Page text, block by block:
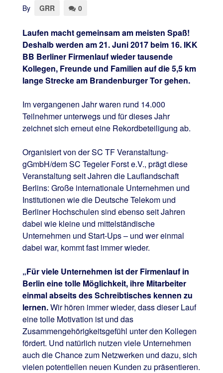
By GRR 0
Laufen macht gemeinsam am meisten Spaß!
Deshalb werden am 21. Juni 2017 beim 16. IKK
BB Berliner Firmenlauf wieder tausende
Kollegen, Freunde und Familien auf die 5,5 km
lange Strecke am Brandenburger Tor gehen.
Im vergangenen Jahr waren rund 14.000
Teilnehmer unterwegs und für dieses Jahr
zeichnet sich erneut eine Rekordbeteiligung ab.
Organisiert von der SC TF Veranstaltung-
gGmbH/dem SC Tegeler Forst e.V., prägt diese
Veranstaltung seit Jahren die Lauflandschaft
Berlins: Große internationale Unternehmen und
Institutionen wie die Deutsche Telekom und
Berliner Hochschulen sind ebenso seit Jahren
dabei wie kleine und mittelständische
Unternehmen und Start-Ups – und wer einmal
dabei war, kommt fast immer wieder.
„Für viele Unternehmen ist der Firmenlauf in
Berlin eine tolle Möglichkeit, ihre Mitarbeiter
einmal abseits des Schreibtisches kennen zu
lernen.Wir hören immer wieder, dass dieser Lauf
eine tolle Motivation ist und das
Zusammengehörigkeitsgefühl unter den Kollegen
fördert. Und natürlich nutzen viele Unternehmen
auch die Chance zum Netzwerken und dazu, sich
vielen potentiellen neuen Kunden zu präsentieren.